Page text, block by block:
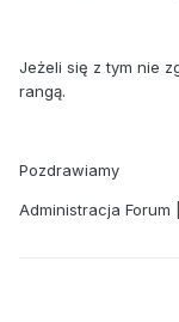
Jeżeli się z tym nie
rangą.
Pozdrawiamy
Administracja